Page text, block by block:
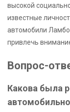
высокой
известные
автомобили
привлечь
Вопрос-
Какова была